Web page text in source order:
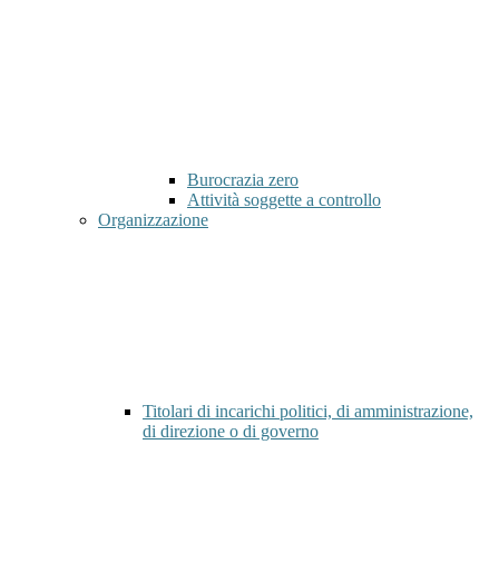
Burocrazia zero
Attività soggette a controllo
Organizzazione
Titolari di incarichi politici, di amministrazione,
di direzione o di governo